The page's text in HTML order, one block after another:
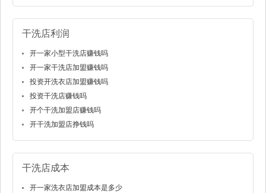
干洗店利润
开一家小型干洗店赚钱吗
开一家干洗店加盟赚钱吗
投资开洗衣店加盟赚钱吗
投资干洗店赚钱吗
开个干洗加盟店赚钱吗
开干洗加盟店挣钱吗
干洗店成本
开一家洗衣店加盟成本是多少